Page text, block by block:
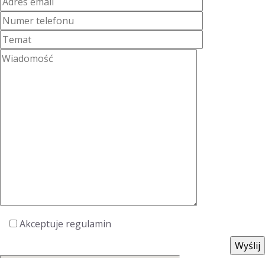
Akceptuje regulamin